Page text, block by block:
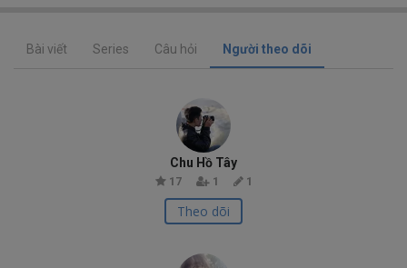
Bài viết Series Câu hỏi Người theo dõi
Chu Hồ Tây
17 1 1
Theo dõi